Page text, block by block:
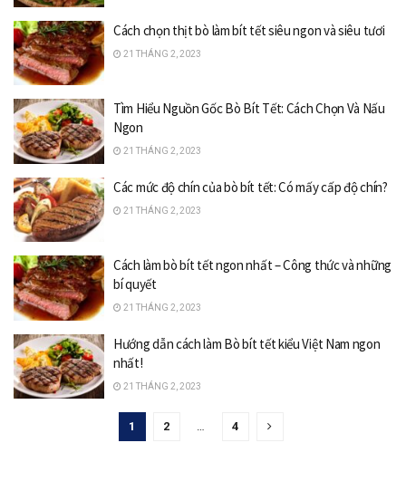
Cách chọn thịt bò làm bít tết siêu ngon và siêu tươi
21 THÁNG 2, 2023
Tìm Hiểu Nguồn Gốc Bò Bít Tết: Cách Chọn Và Nấu
Ngon
21 THÁNG 2, 2023
Các mức độ chín của bò bít tết: Có mấy cấp độ chín?
21 THÁNG 2, 2023
Cách làm bò bít tết ngon nhất – Công thức và những
bí quyết
21 THÁNG 2, 2023
Hướng dẫn cách làm Bò bít tết kiểu Việt Nam ngon
nhất!
21 THÁNG 2, 2023
1 2 … 4